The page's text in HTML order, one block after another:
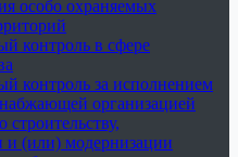
особо охраняемых
контроль в сфере
контроль за исполнением
организацией
строительству,
и (или) модернизации